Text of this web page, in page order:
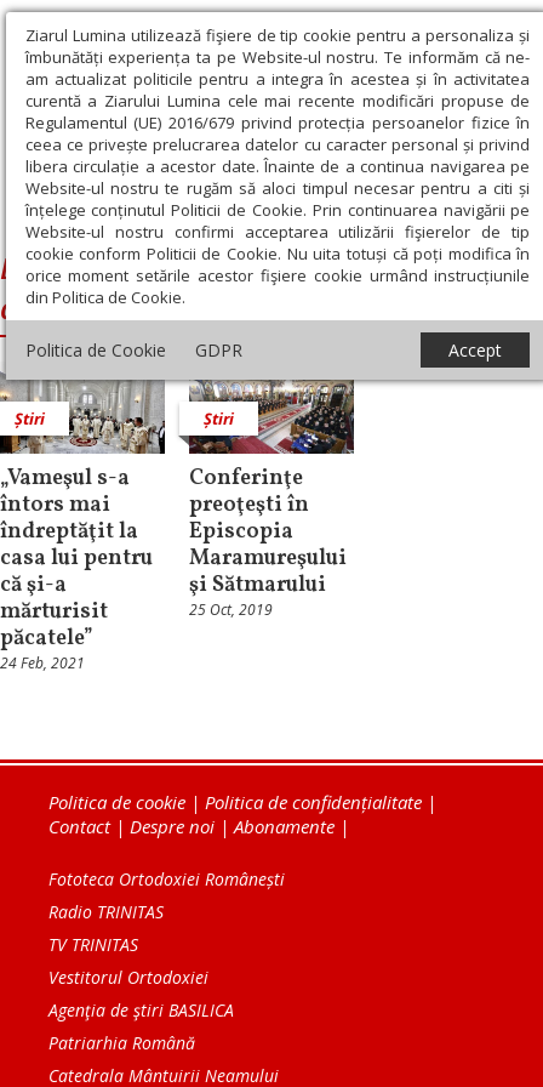
Ziarul Lumina utilizează fişiere de tip cookie pentru a personaliza și
îmbunătăți experiența ta pe Website-ul nostru. Te informăm că ne-
am actualizat politicile pentru a integra în acestea și în activitatea
curentă a Ziarului Lumina cele mai recente modificări propuse de
Regulamentul (UE) 2016/679 privind protecția persoanelor fizice în
ceea ce privește prelucrarea datelor cu caracter personal și privind
libera circulație a acestor date. Înainte de a continua navigarea pe
Website-ul nostru te rugăm să aloci timpul necesar pentru a citi și
înțelege conținutul Politicii de Cookie. Prin continuarea navigării pe
Website-ul nostru confirmi acceptarea utilizării fişierelor de tip
cookie conform Politicii de Cookie. Nu uita totuși că poți modifica în
orice moment setările acestor fişiere cookie urmând instrucțiunile
din Politica de Cookie.
Politica de Cookie GDPR Accept
Ziarul Lumina › Biserica Sfinţii Apostoli Petru şi Pavel din Şomcuta
Mare
Biserica Sfinţii Apostoli Petru şi Pavel
din Şomcuta Mare
Știri
„Vameşul s-a
întors mai
îndreptăţit la
casa lui pentru
că şi-a
mărturisit
păcatele”
24 Feb, 2021
Știri
Conferinţe
preoţeşti în
Episcopia
Maramureşului
şi Sătmarului
25 Oct, 2019
Politica de cookie | Politica de confidențialitate |
Contact| Despre noi |Abonamente |
Fototeca Ortodoxiei Românești
Radio TRINITAS
TV TRINITAS
Vestitorul Ortodoxiei
Agenţia de ştiri BASILICA
Patriarhia Română
Catedrala Mântuirii Neamului